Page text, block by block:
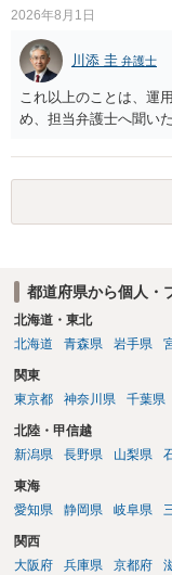
2026年8月1日
川添 圭 弁護士
これ以上のことは、運
め、担当弁護士へ聞い
都道府県から個人・
北海道・東北
北海道
青森県 岩手県
関東
東京都
神奈川県 千葉県
北陸・甲信越
新潟県
長野県 山梨県
東海
愛知県
静岡県 岐阜県
関西
大阪府
兵庫県 京都府